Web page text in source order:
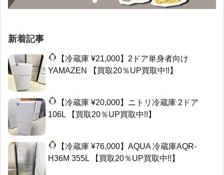
新着記事
【冷蔵庫 ¥21,000】2ドア単身者向け
YAMAZEN 【買取20％UP買取中!!】
【冷蔵庫 ¥20,000】ニトリ冷蔵庫 2ドア
106L 【買取20％UP買取中!!】
【冷蔵庫 ¥76,000】AQUA 冷蔵庫AQR-
H36M 355L 【買取20％UP買取中!!】